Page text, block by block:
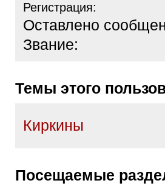
Регистрация:
Оставлено
Звание:
Темы этого
Киркины
Посещаемые